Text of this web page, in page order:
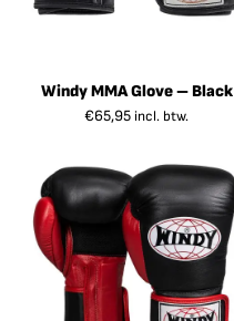
Windy MMA Glove – Black
€65,95 incl. btw.